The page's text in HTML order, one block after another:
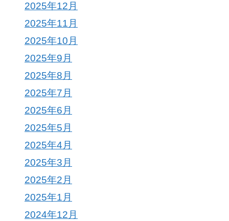
2025年12月
2025年11月
2025年10月
2025年9月
2025年8月
2025年7月
2025年6月
2025年5月
2025年4月
2025年3月
2025年2月
2025年1月
2024年12月